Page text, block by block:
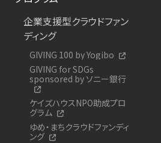
企業支援型クラウドファン
ディング
GIVING 100 by Yogibo
GIVING for SDGs
sponsored by ソニー銀行
ケイズハウスNPO助成プロ
グラム
ゆめ・まちクラウドファンディ
ング